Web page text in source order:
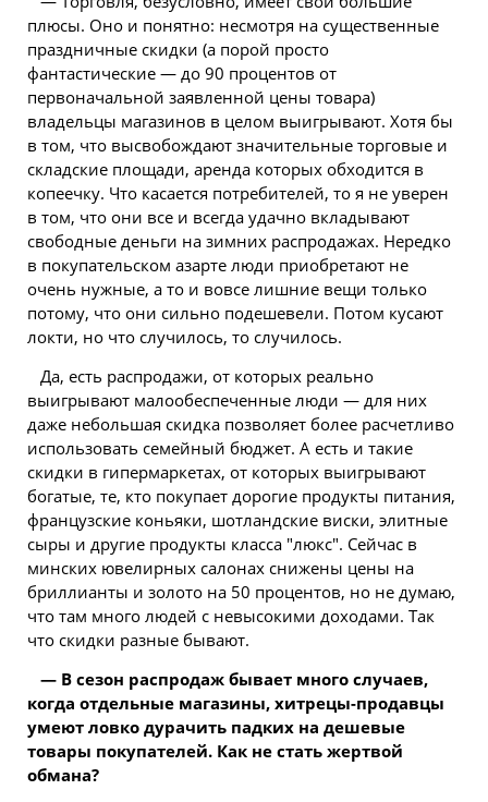
плюсы. Оно и понятно: несмотря на существенные
праздничные скидки (а порой просто
фантастические — до 90 процентов от
первоначальной заявленной цены товара)
владельцы магазинов в целом выигрывают. Хотя бы
в том, что высвобождают значительные торговые и
складские площади, аренда которых обходится в
копеечку. Что касается потребителей, то я не уверен
в том, что они все и всегда удачно вкладывают
свободные деньги на зимних распродажах. Нередко
в покупательском азарте люди приобретают не
очень нужные, а то и вовсе лишние вещи только
потому, что они сильно подешевели. Потом кусают
локти, но что случилось, то случилось.
Да, есть распродажи, от которых реально
выигрывают малообеспеченные люди — для них
даже небольшая скидка позволяет более расчетливо
использовать семейный бюджет. А есть и такие
скидки в гипермаркетах, от которых выигрывают
богатые, те, кто покупает дорогие продукты питания,
французские коньяки, шотландские виски, элитные
сыры и другие продукты класса "люкс". Сейчас в
минских ювелирных салонах снижены цены на
бриллианты и золото на 50 процентов, но не думаю,
что там много людей с невысокими доходами. Так
что скидки разные бывают.
— В сезон распродаж бывает много случаев,
когда отдельные магазины, хитрецы-продавцы
умеют ловко дурачить падких на дешевые
товары покупателей. Как не стать жертвой
обмана?